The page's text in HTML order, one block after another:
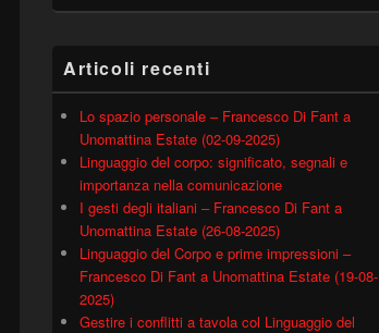
Articoli recenti
Lo spazio personale – Francesco Di Fant a
Unomattina Estate (02-09-2025)
Linguaggio del corpo: significato, segnali e
importanza nella comunicazione
I gesti degli italiani – Francesco Di Fant a
Unomattina Estate (26-08-2025)
Linguaggio del Corpo e prime impressioni –
Francesco Di Fant a Unomattina Estate (19-08-
2025)
Gestire i conflitti a tavola col Linguaggio del